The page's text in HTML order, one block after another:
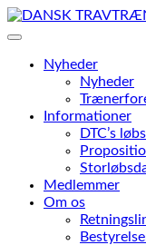
Skip
to
Nyheder
Nyheder
Informationer
DTC’s
Medlemmer
Om os